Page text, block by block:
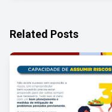
Related Posts